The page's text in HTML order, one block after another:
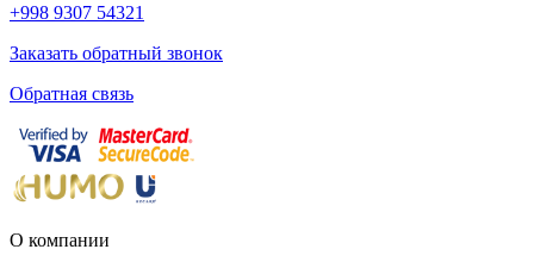
+998 9307 54321
Заказать обратный звонок
Обратная связь
О компании